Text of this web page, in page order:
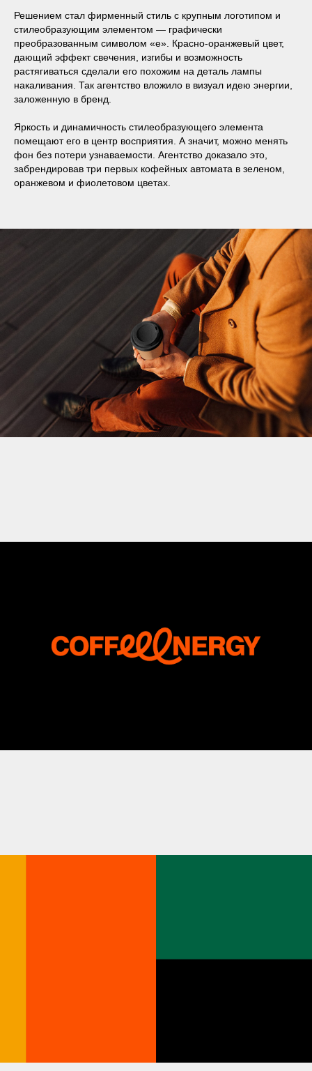
Решением стал фирменный стиль с крупным логотипом и
стилеобразующим элементом — графически
преобразованным символом «е». Красно-оранжевый цвет,
дающий эффект свечения, изгибы и возможность
растягиваться сделали его похожим на деталь лампы
накаливания. Так агентство вложило в визуал идею энергии,
заложенную в бренд.
Яркость и динамичность стилеобразующего элемента
помещают его в центр восприятия. А значит, можно менять
фон без потери узнаваемости. Агентство доказало это,
забрендировав три первых кофейных автомата в зеленом,
оранжевом и фиолетовом цветах.